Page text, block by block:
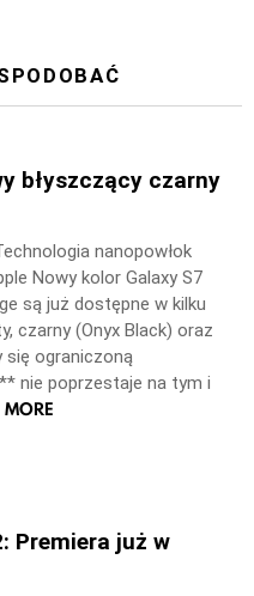
błyszczący czarny
nanopowłok
Nowy kolor Galaxy S7
są już dostępne w kilku
czarny (Onyx Black) oraz
się ograniczoną
nie poprzestaje na tym i
MORE
Premiera już w